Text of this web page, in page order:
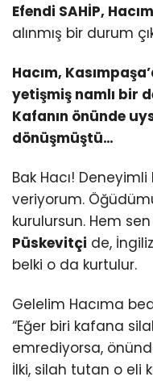
Efendi SAHİP,
alınmış bir durum
Hacım,
yetişmiş namlı bir
Kafanın önünde
dönüşmüştü…
Bak Hacı!
veriyorum.
kurulursun. Hem
Püskevitçi de,
belki o da kurtulur.
Gelelim Hacıma
“Eğer biri kafana
emrediyorsa,
İlki, silah tutan o eli